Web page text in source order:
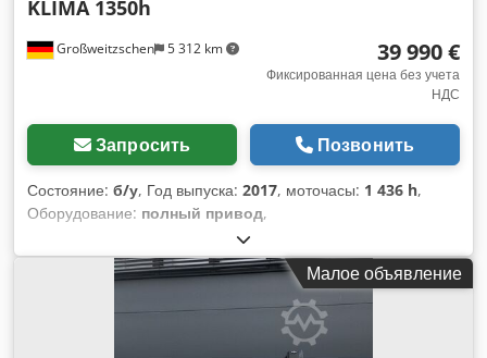
Полный свободный подъем, Сертификат CE, Внутреннее
Großweitzschen 5 312 km
KLIMA 1350h
39 990 €
Фиксированная цена без учета
НДС
Запросить Позвонить
Состояние: б/у, Год выпуска: 2017, моточасы: 1 436 h,
Оборудование: полный привод,
Малое объявление